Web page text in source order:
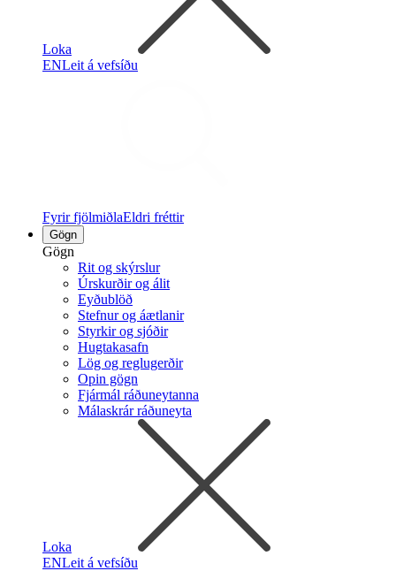
Loka
ENLeit á vefsíðu
Fyrir fjölmiðlaEldri fréttir
Gögn
Gögn
Rit og skýrslur
Úrskurðir og álit
Eyðublöð
Stefnur og áætlanir
Styrkir og sjóðir
Hugtakasafn
Lög og reglugerðir
Opin gögn
Fjármál ráðuneytanna
Málaskrár ráðuneyta
Loka
ENLeit á vefsíðu